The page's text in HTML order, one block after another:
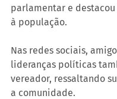
parlamentar e
à população.
Nas redes sociais,
lideranças políticas
vereador, ressaltando
a comunidade.